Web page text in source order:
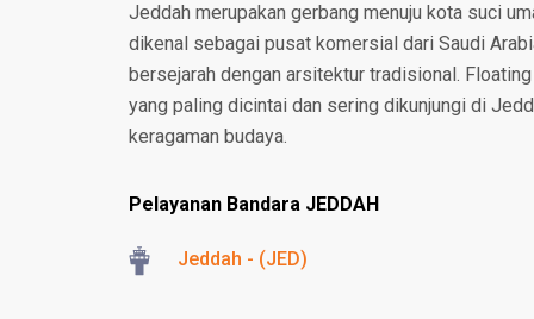
Jeddah merupakan gerbang menuju kota suci
dikenal sebagai pusat komersial dari Saudi
bersejarah dengan arsitektur tradisional.
yang paling dicintai dan sering dikunjungi di
keragaman budaya.
Pelayanan Bandara JEDDAH
Jeddah - (JED)